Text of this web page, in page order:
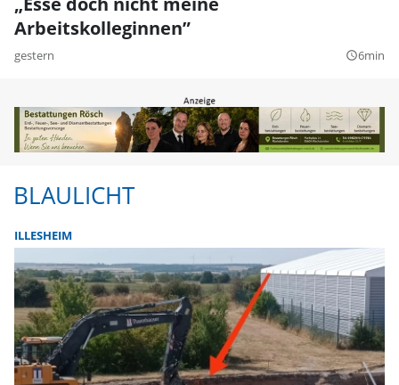
Arbeitskolleginnen”
gestern query_builder6min
BLAULICHT
ILLESHEIM